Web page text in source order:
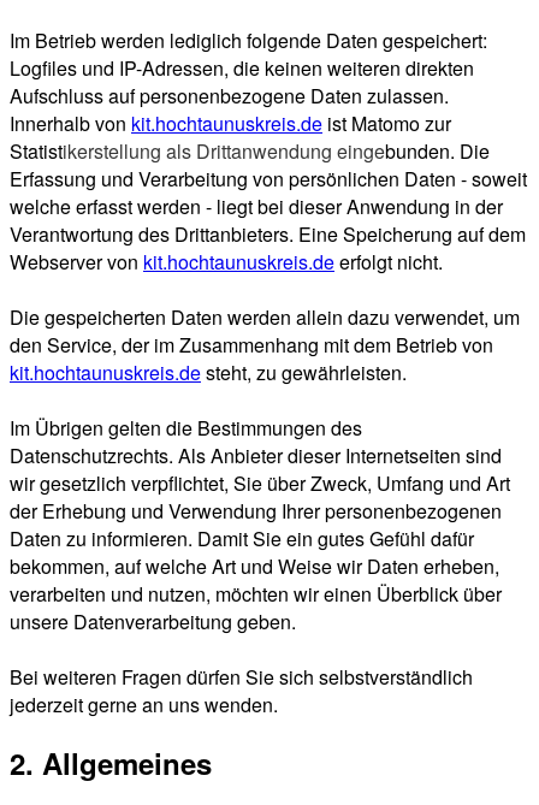
Im Betrieb werden lediglich folgende Daten gespeichert:
Logfiles und IP-Adressen, die keinen weiteren direkten
Aufschluss auf personenbezogene Daten zulassen.
Innerhalb von kit.hochtaunuskreis.de ist Matomo zur
Statistikerstellung als Drittanwendung eingebunden. Die
Erfassung und Verarbeitung von persönlichen Daten - soweit
welche erfasst werden - liegt bei dieser Anwendung in der
Verantwortung des Drittanbieters. Eine Speicherung auf dem
Webserver von kit.hochtaunuskreis.deerfolgt nicht.
Die gespeicherten Daten werden allein dazu verwendet, um
den Service, der im Zusammenhang mit dem Betrieb von
kit.hochtaunuskreis.desteht, zu gewährleisten.
Im Übrigen gelten die Bestimmungen des
Datenschutzrechts. Als Anbieter dieser Internetseiten sind
wir gesetzlich verpflichtet, Sie über Zweck, Umfang und Art
der Erhebung und Verwendung Ihrer personenbezogenen
Daten zu informieren. Damit Sie ein gutes Gefühl dafür
bekommen, auf welche Art und Weise wir Daten erheben,
verarbeiten und nutzen, möchten wir einen Überblick über
unsere Datenverarbeitung geben.
Bei weiteren Fragen dürfen Sie sich selbstverständlich
jederzeit gerne an uns wenden.
2. Allgemeines